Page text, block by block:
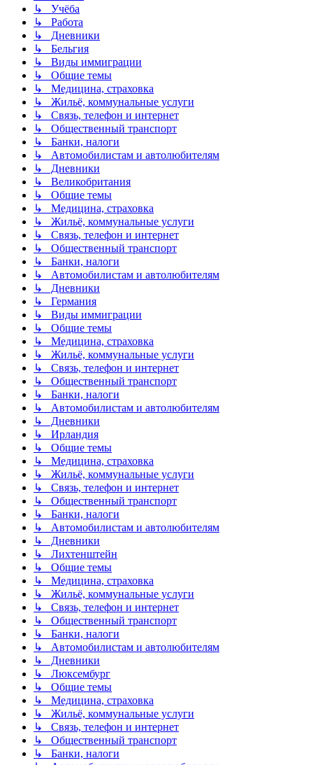
↳ Учёба
↳ Работа
↳ Дневники
↳ Бельгия
↳ Виды иммиграции
↳ Общие темы
↳ Медицина, страховка
↳ Жильё, коммунальные услуги
↳ Связь, телефон и интернет
↳ Общественный транспорт
↳ Банки, налоги
↳ Автомобилистам и автолюбителям
↳ Дневники
↳ Великобритания
↳ Общие темы
↳ Медицина, страховка
↳ Жильё, коммунальные услуги
↳ Связь, телефон и интернет
↳ Общественный транспорт
↳ Банки, налоги
↳ Автомобилистам и автолюбителям
↳ Дневники
↳ Германия
↳ Виды иммиграции
↳ Общие темы
↳ Медицина, страховка
↳ Жильё, коммунальные услуги
↳ Связь, телефон и интернет
↳ Общественный транспорт
↳ Банки, налоги
↳ Автомобилистам и автолюбителям
↳ Дневники
↳ Ирландия
↳ Общие темы
↳ Медицина, страховка
↳ Жильё, коммунальные услуги
↳ Связь, телефон и интернет
↳ Общественный транспорт
↳ Банки, налоги
↳ Автомобилистам и автолюбителям
↳ Дневники
↳ Лихтенштейн
↳ Общие темы
↳ Медицина, страховка
↳ Жильё, коммунальные услуги
↳ Связь, телефон и интернет
↳ Общественный транспорт
↳ Банки, налоги
↳ Автомобилистам и автолюбителям
↳ Дневники
↳ Люксембург
↳ Общие темы
↳ Медицина, страховка
↳ Жильё, коммунальные услуги
↳ Связь, телефон и интернет
↳ Общественный транспорт
↳ Банки, налоги